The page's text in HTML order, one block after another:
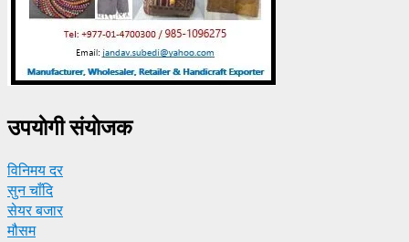
उपयाेगी संयाेजक
विनिमय दर
सुन चाँदि
सेयर बजार
मौसम